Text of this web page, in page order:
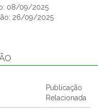
08/09/2025
26/09/2025
Publicação
Relacionada